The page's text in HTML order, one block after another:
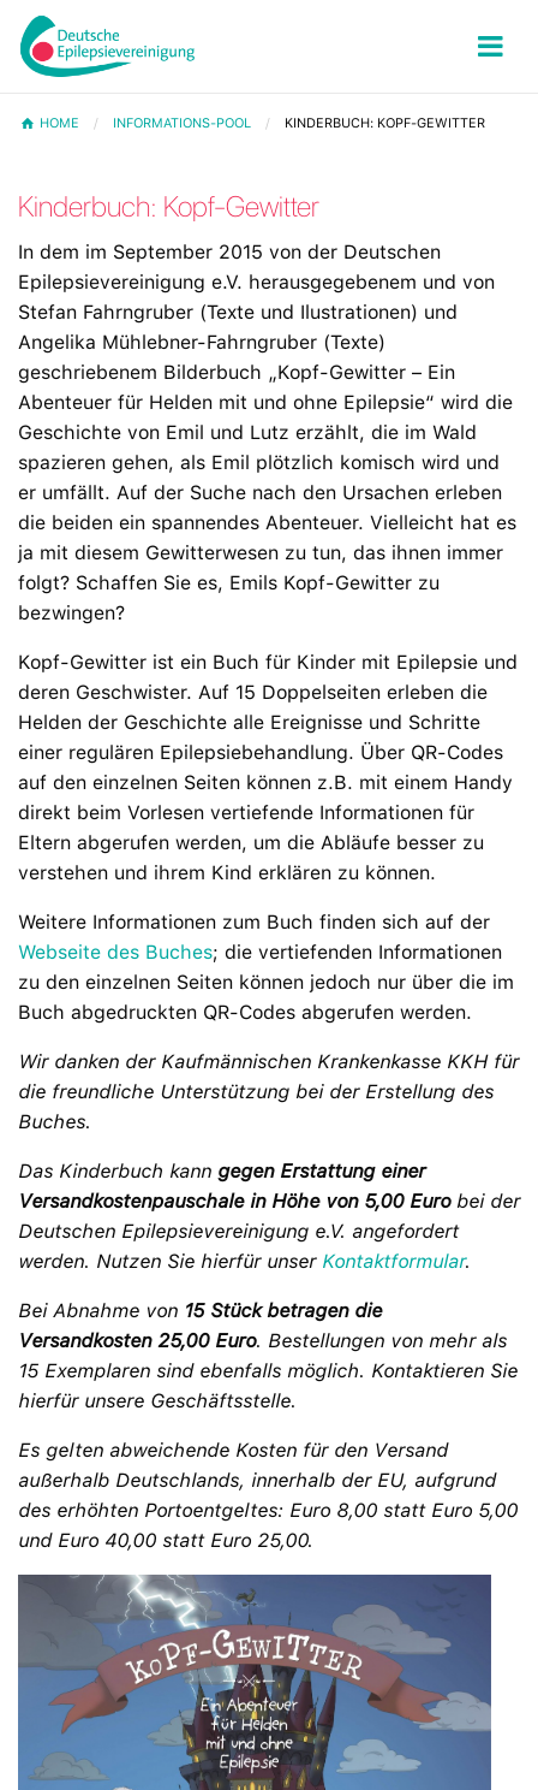
HOME INFORMATIONS-POOL KINDERBUCH: KOPF-GEWITTER
Kinderbuch: Kopf-Gewitter
In dem im September 2015 von der Deutschen
Epilepsievereinigung e.V. herausgegebenem und von
Stefan Fahrngruber (Texte und Ilustrationen) und
Angelika Mühlebner-Fahrngruber (Texte)
geschriebenem Bilderbuch „Kopf-Gewitter – Ein
Abenteuer für Helden mit und ohne Epilepsie“ wird die
Geschichte von Emil und Lutz erzählt, die im Wald
spazieren gehen, als Emil plötzlich komisch wird und
er umfällt. Auf der Suche nach den Ursachen erleben
die beiden ein spannendes Abenteuer. Vielleicht hat es
ja mit diesem Gewitterwesen zu tun, das ihnen immer
folgt? Schaffen Sie es, Emils Kopf-Gewitter zu
bezwingen?
Kopf-Gewitter ist ein Buch für Kinder mit Epilepsie und
deren Geschwister. Auf 15 Doppelseiten erleben die
Helden der Geschichte alle Ereignisse und Schritte
einer regulären Epilepsiebehandlung. Über QR-Codes
auf den einzelnen Seiten können z.B. mit einem Handy
direkt beim Vorlesen vertiefende Informationen für
Eltern abgerufen werden, um die Abläufe besser zu
verstehen und ihrem Kind erklären zu können.
Weitere Informationen zum Buch finden sich auf der
Webseite des Buches; die vertiefenden Informationen
zu den einzelnen Seiten können jedoch nur über die im
Buch abgedruckten QR-Codes abgerufen werden.
Wir danken der Kaufmännischen Krankenkasse KKH für
die freundliche Unterstützung bei der Erstellung des
Buches.
Das Kinderbuch kann gegen Erstattung einer
Versandkostenpauschale in Höhe von 5,00 Eurobei der
Deutschen Epilepsievereinigung e.V. angefordert
werden. Nutzen Sie hierfür unser Kontaktformular.
Bei Abnahme von 15 Stück betragen die
Versandkosten 25,00 Euro. Bestellungen von mehr als
15 Exemplaren sind ebenfalls möglich. Kontaktieren Sie
hierfür unsere Geschäftsstelle.
Es gelten abweichende Kosten für den Versand
außerhalb Deutschlands, innerhalb der EU, aufgrund
des erhöhten Portoentgeltes: Euro 8,00 statt Euro 5,00
und Euro 40,00 statt Euro 25,00.